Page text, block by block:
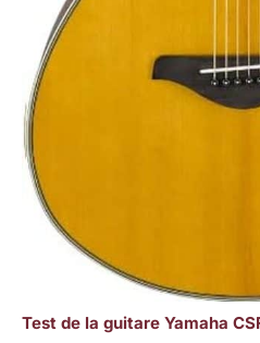
Test de la guitare Yamaha